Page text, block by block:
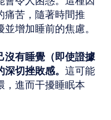
痛苦，隨著時間推
增加睡前的焦慮。
沒有睡覺（即使證據
切挫敗感。 這可能
，進而干擾睡眠本